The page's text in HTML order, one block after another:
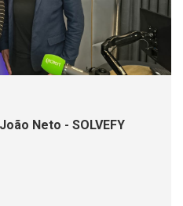
Neto - SOLVEFY